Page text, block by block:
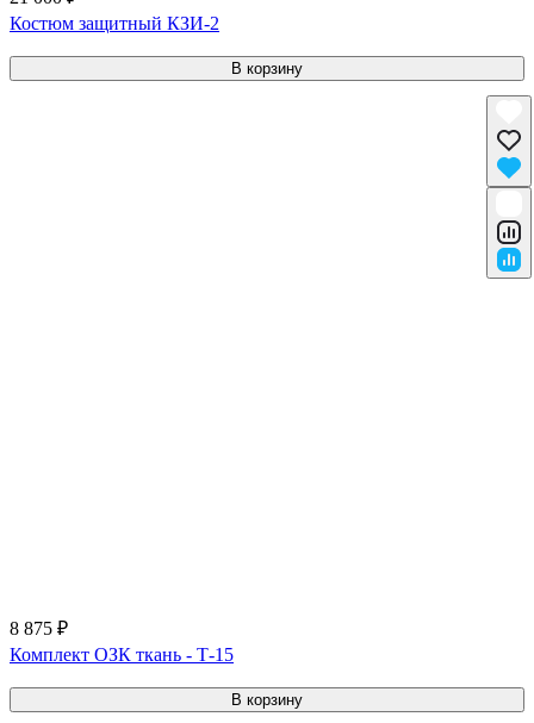
Костюм защитный КЗИ-2
В корзину
8 875 ₽
Комплект ОЗК ткань - Т-15
В корзину